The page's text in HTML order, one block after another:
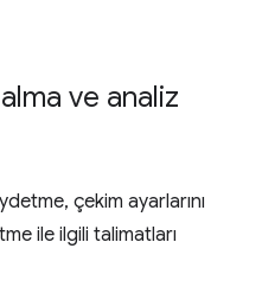
ve analiz
çekim ayarlarını
ile ilgili talimatları